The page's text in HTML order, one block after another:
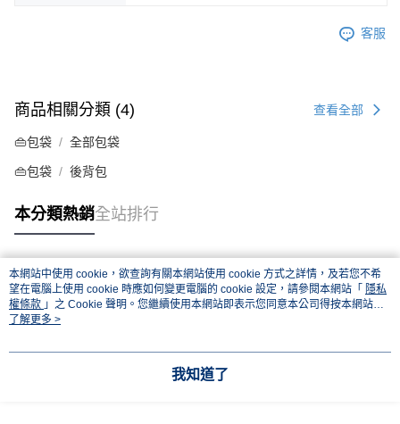
客服
商品相關分類 (4) 查看全部
👜包袋 全部包袋
👜包袋 後背包
本分類熱銷全站排行
熱門標籤
本網站中使用 cookie，欲查詢有關本網站使用 cookie 方式之詳情，及若您不希
望在電腦上使用 cookie 時應如何變更電腦的 cookie 設定，請參閱本網站「 隱私
權條款 」之 Cookie 聲明。您繼續使用本網站即表示您同意本公司得按本網站使
用條款之 Cookie 聲明使用 cookie。
了解更多 >
我知道了